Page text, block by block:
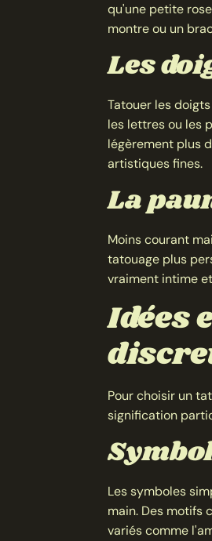
qu'une petite
montre ou un
Les
Tatouer les
les lettres ou les
légèrement plus
artistiques fines.
La
Moins courant
tatouage plus
vraiment intime
Idées
Pour choisir un
signification
Les symboles
main. Des motifs
variés comme